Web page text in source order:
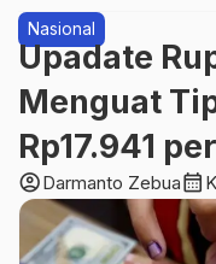
Nasional
Upadate
Menguat
Rp17.941
account_circleDarmanto Zebuacalendar_month